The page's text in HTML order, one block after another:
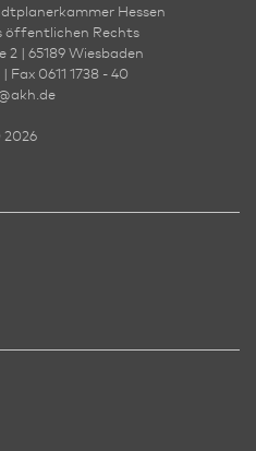
Hessen
öffentlichen Rechts
| 65189 Wies­ba­den
Fax 0611 1738 - 40
akh.de